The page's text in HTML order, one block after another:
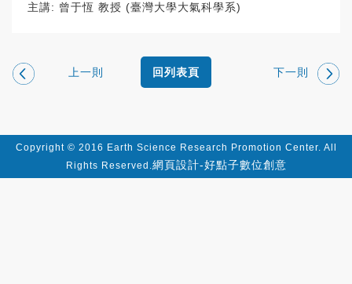
主講: 曾于恆 教授 (臺灣大學大氣科學系)
上一則 下一則
回列表頁
Copyright © 2016 Earth Science Research Promotion Center. All
Rights Reserved.網頁設計-好點子數位創意